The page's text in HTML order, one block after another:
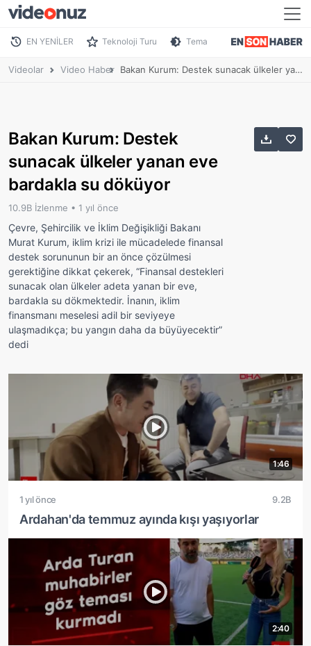
EN YENİLER Teknoloji Turu Tema
Videolar Video Haber Bakan Kurum: Destek sunacak ülkeler yanan eve bardakla su döküyor
Bakan Kurum: Destek
sunacak ülkeler yanan eve
bardakla su döküyor
10.9B İzlenme • 1 yıl önce
Çevre, Şehircilik ve İklim Değişikliği Bakanı
Murat Kurum, iklim krizi ile mücadelede finansal
destek sorununun bir an önce çözülmesi
gerektiğine dikkat çekerek, “Finansal destekleri
sunacak olan ülkeler adeta yanan bir eve,
bardakla su dökmektedir. İnanın, iklim
finansmanı meselesi adil bir seviyeye
ulaşmadıkça; bu yangın daha da büyüyecektir”
dedi
1:46
1 yıl önce 9.2B
Ardahan'da temmuz ayında kışı yaşıyorlar
2:40